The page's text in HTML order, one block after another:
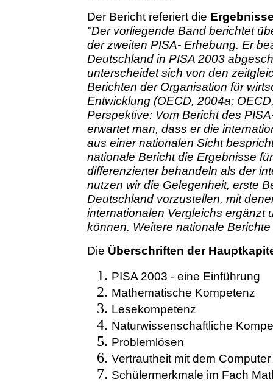
Der Bericht referiert die
"Der vorliegende Band berichtet
der zweiten PISA- Erhebung. Er
Deutschland in PISA 2003
unterscheidet sich von den
Berichten der Organisation für
Entwicklung (OECD, 2004a;
Perspektive: Vom Bericht des
erwartet man, dass er die
aus einer nationalen Sicht
nationale Bericht die Ergebnisse
differenzierter behandeln als der
nutzen wir die Gelegenheit, erste
Deutschland vorzustellen, mit
internationalen Vergleichs ergänzt
können. Weitere nationale
Die Überschriften der
PISA 2003 - eine Einführung
Mathematische Kompetenz
Lesekompetenz
Naturwissenschaftliche
Problemlösen
Vertrautheit mit dem Computer
Schülermerkmale im Fach